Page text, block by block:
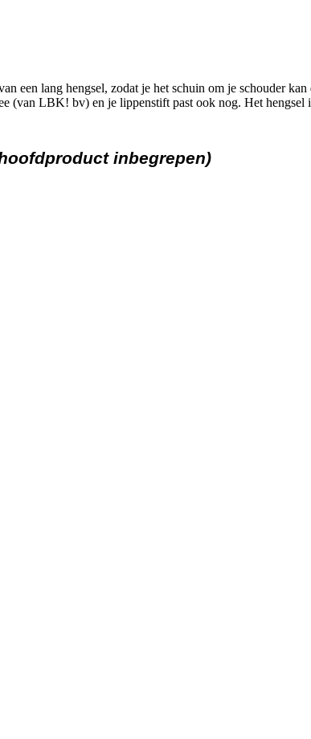
een lang hengsel, zodat je het schuin om je schouder
(van LBK! bv) en je lippenstift past ook nog. Het
inbegrepen)